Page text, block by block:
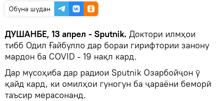
Обуна шудан
ДУШАНБЕ, 13 апрел - Sputnik. Доктори илмҳои
тибб Одил Ғайбулло дар бораи гирифтории занону
мардон ба COVID - 19 нақл кард.
Дар мусоҳиба дар радиои Sputnik Озарбойҷон ӯ
қайд кард, ки омилҳои гуногун ба ҷараёни беморӣ
таъсир мерасонанд.